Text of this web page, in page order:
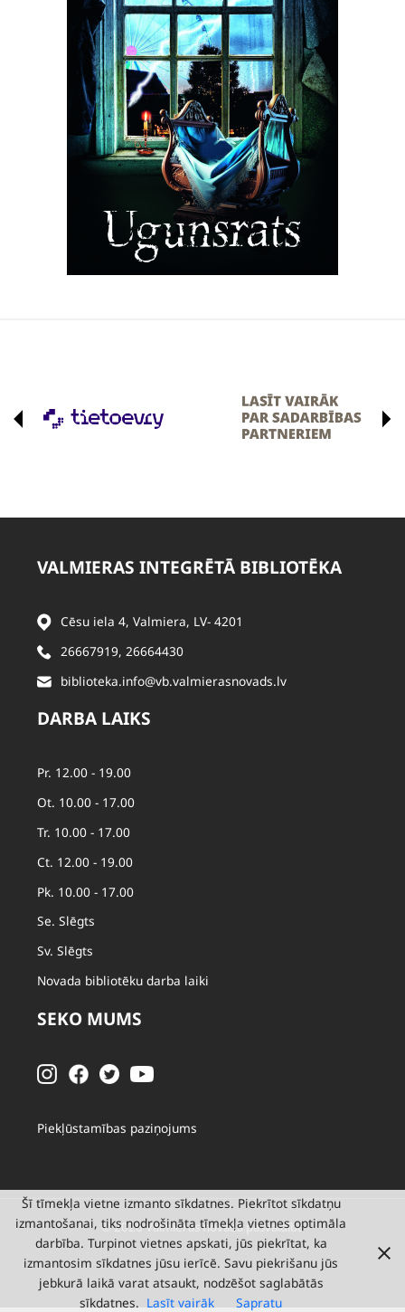
VALMIERAS INTEGRĒTĀ BIBLIOTĒKA
Cēsu iela 4, Valmiera, LV- 4201
26667919, 26664430
biblioteka.info@vb.valmierasnovads.lv
DARBA LAIKS
Pr. 12.00 - 19.00
Ot. 10.00 - 17.00
Tr. 10.00 - 17.00
Ct. 12.00 - 19.00
Pk. 10.00 - 17.00
Se. Slēgts
Sv. Slēgts
Novada bibliotēku darba laiki
SEKO MUMS
Piekļūstamības paziņojums
© 2026 Valmieras novada pašvaldība
Šī tīmekļa vietne izmanto sīkdatnes. Piekrītot sīkdatņu
izmantošanai, tiks nodrošināta tīmekļa vietnes optimāla
darbība. Turpinot vietnes apskati, jūs piekrītat, ka
izmantosim sīkdatnes jūsu ierīcē. Savu piekrišanu jūs
jebkurā laikā varat atsaukt, nodzēšot saglabātās
sīkdatnes. Lasīt vairāk Sapratu